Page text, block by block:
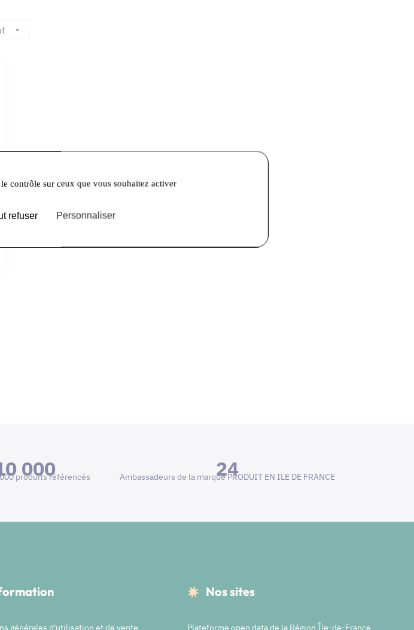
000
produits référencés 24
Ambassadeurs de la marque PRODUIT EN ILE DE FRANCE
générales d'utilisation et de vente
Nos sites
Plateforme open data de la Région Île-de-France
contrôle sur ceux que vous souhaitez activer
refuser Personnaliser